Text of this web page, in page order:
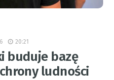
20:21
buduje bazę
ludności